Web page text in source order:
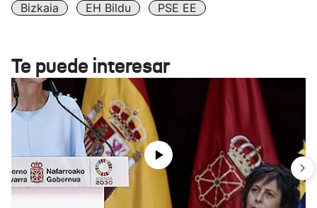
Bizkaia
EH Bildu PSE EE
Te puede interesar